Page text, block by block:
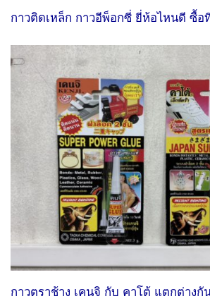
กาวติดเหล็ก กาวอีพ็อกซี่ ยี่ห้อไหนดี ซื้อ
กาวตราช้าง เคนจิ กับ คาโต้ แตกต่างกั